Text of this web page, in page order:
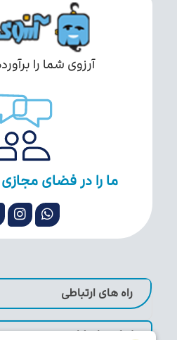
آرزوی شما را
ما را در فضای
راه های ارتباطی
لینک های کاربردی